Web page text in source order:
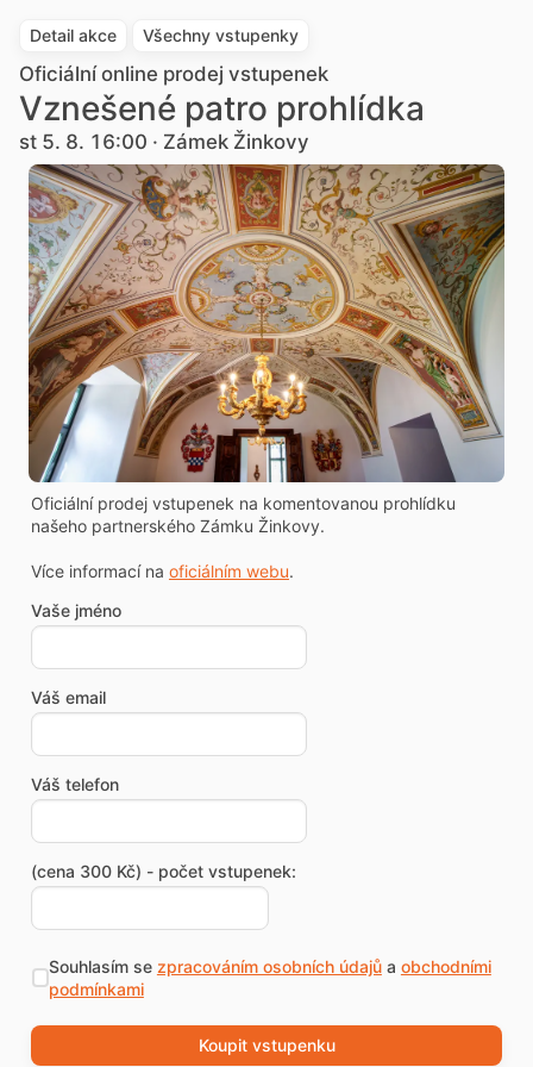
Detail akce Všechny vstupenky
Oficiální online prodej vstupenek
Vznešené patro prohlídka
st 5. 8. 16:00 · Zámek Žinkovy
Oficiální prodej vstupenek na komentovanou prohlídku
našeho partnerského Zámku Žinkovy.
Více informací na oficiálním webu.
Vaše jméno
Váš email
Váš telefon
(cena 300 Kč) - počet vstupenek:
Souhlasím se zpracováním osobních údajůa obchodními
podmínkami
Koupit vstupenku